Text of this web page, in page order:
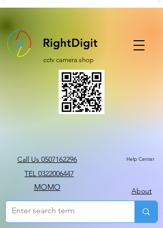
RightDigit
cctv camera shop
Call Us 0507162296 Help Center
TEL 0322006447
MOMO About